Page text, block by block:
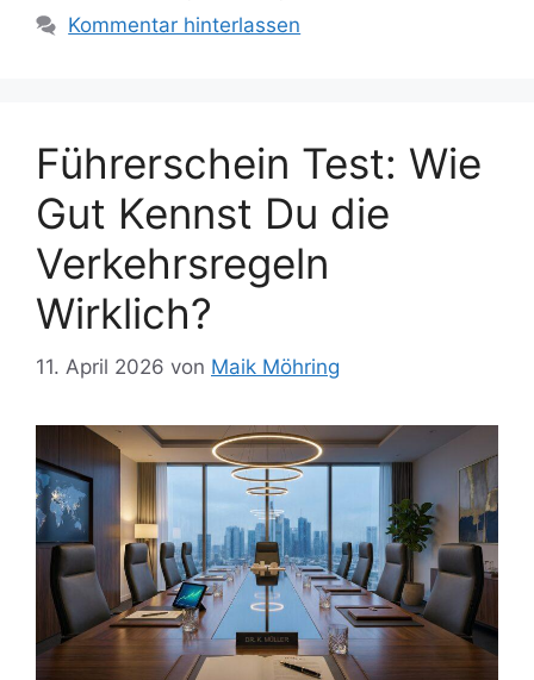
Kommentar hinterlassen
Führerschein Test: Wie
Gut Kennst Du die
Verkehrsregeln
Wirklich?
11. April 2026 von Maik Möhring